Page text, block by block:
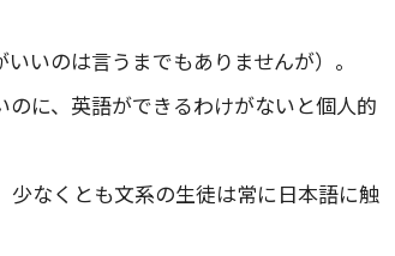
いのは言うまでもありませんが）。
に、英語ができるわけがないと個人的
なくとも文系の生徒は常に日本語に触